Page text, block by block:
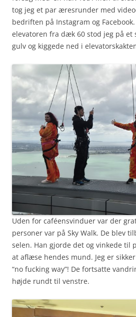
tog jeg et par æresrunder med
bedriften på Instagram og
elevatoren fra dæk 60 stod jeg på et
gulv og kiggede ned i
Uden for caféensvinduer var der
personer var på Sky Walk. De blev
selen. Han gjorde det og vinkede til
at aflæse hendes mund. Jeg er
“no fucking way”! De fortsatte
højde rundt til venstre.